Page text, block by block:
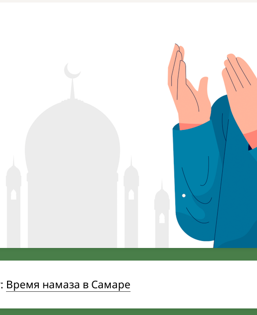
Время намаза в Самаре